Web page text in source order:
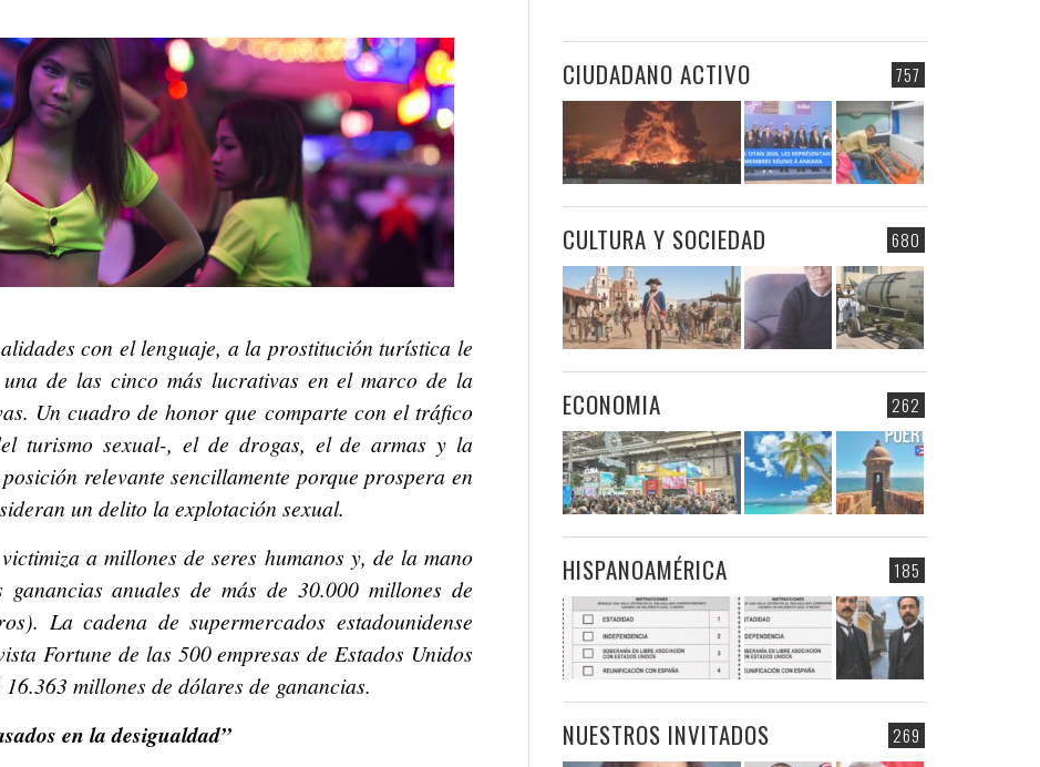
con el lenguaje, a la prostitución turística le
de las cinco más lucrativas en el marco de la
Un cuadro de honor que comparte con el tráfico
turismo sexual-, el de drogas, el de armas y la
relevante sencillamente porque prospera en
un delito la explotación sexual.
a millones de seres humanos y, de la mano
anuales de más de 30.000 millones de
La cadena de supermercados estadounidense
Fortune de las 500 empresas de Estados Unidos
millones de dólares de ganancias.
en la desigualdad”
757
CIUDADANO ACTIVO
680
CULTURA Y SOCIEDAD
262
ECONOMIA
185
HISPANOAMÉRICA
269
NUESTROS INVITADOS